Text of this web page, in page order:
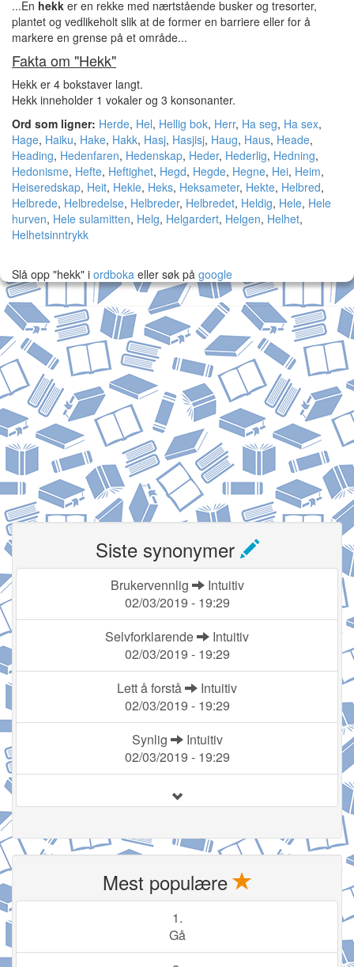
...En hekk er en rekke med nærtstående busker og tresorter,
plantet og vedlikeholt slik at de former en barriere eller for å
markere en grense på et område...
Fakta om "Hekk"
Hekk er 4 bokstaver langt.
Hekk inneholder 1 vokaler og 3 konsonanter.
Ord som ligner: Herde, Hel, Hellig bok, Herr, Ha seg, Ha sex,
Hage, Haiku, Hake, Hakk, Hasj, Hasjisj, Haug, Haus, Heade,
Heading, Hedenfaren, Hedenskap, Heder, Hederlig, Hedning,
Hedonisme, Hefte, Heftighet, Hegd, Hegde, Hegne, Hei, Heim,
Heiseredskap, Heit, Hekle, Heks, Heksameter, Hekte, Helbred,
Helbrede, Helbredelse, Helbreder, Helbredet, Heldig, Hele, Hele
hurven, Hele sulamitten, Helg, Helgardert, Helgen, Helhet,
Helhetsinntrykk
Slå opp "hekk" i ordboka eller søk på google
Siste synonymer
Brukervennlig
Intuitiv
02/03/2019 - 19:29
Selvforklarende
Intuitiv
02/03/2019 - 19:29
Lett å forstå
Intuitiv
02/03/2019 - 19:29
Synlig
Intuitiv
02/03/2019 - 19:29
Mest populære
1.
Gå